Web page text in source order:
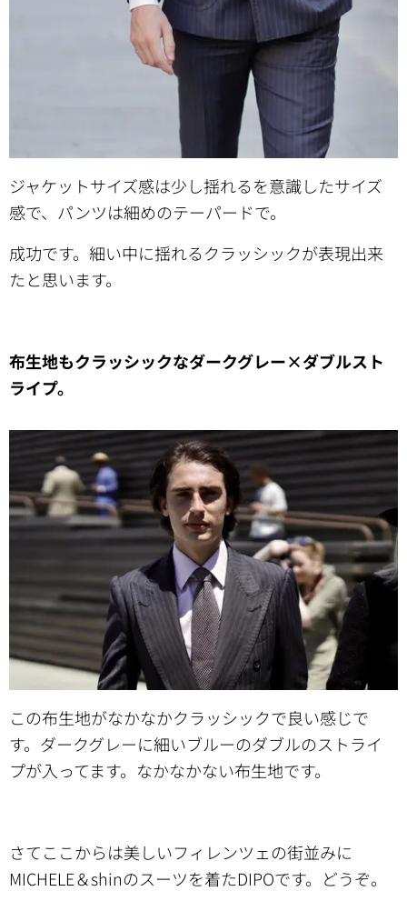
ジャケットサイズ感は少し揺れるを意識したサイズ
感で、パンツは細めのテーパードで。
成功です。細い中に揺れるクラッシックが表現出来
たと思います。
布生地もクラッシックなダークグレー×ダブルスト
ライプ。
この布生地がなかなかクラッシックで良い感じで
す。ダークグレーに細いブルーのダブルのストライ
プが入ってます。なかなかない布生地です。
さてここからは美しいフィレンツェの街並みに
MICHELE＆shinのスーツを着たDIPOです。どうぞ。